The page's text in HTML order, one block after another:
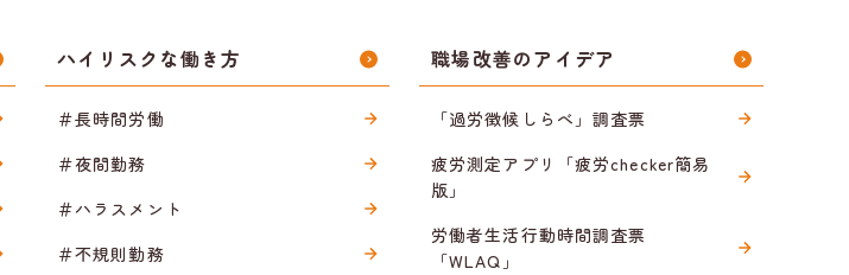
ハイリスクな働き方
＃長時間労働
＃夜間勤務
＃ハラスメント
＃不規則勤務
職場改善のアイデア
「過労徴候しらべ」調査票
疲労測定アプリ「疲労checker簡易
版」
労働者生活行動時間調査票
「WLAQ」